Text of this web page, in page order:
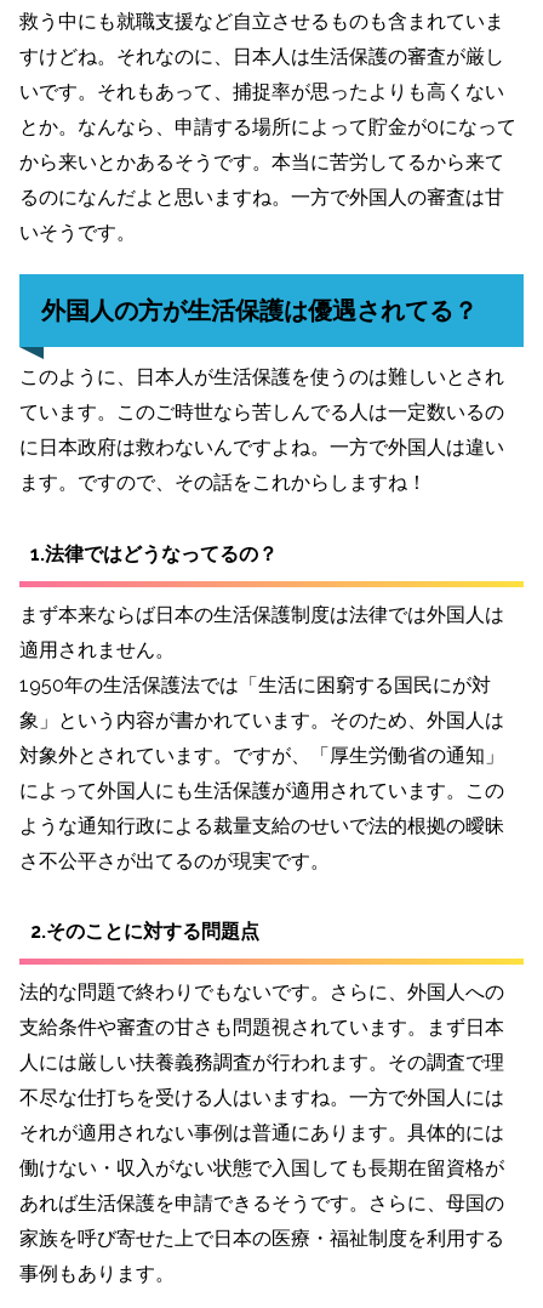
救う中にも就職支援など自立させるものも含まれていま
すけどね。それなのに、日本人は生活保護の審査が厳し
いです。それもあって、捕捉率が思ったよりも高くない
とか。なんなら、申請する場所によって貯金が0になって
から来いとかあるそうです。本当に苦労してるから来て
るのになんだよと思いますね。一方で外国人の審査は甘
いそうです。
外国人の方が生活保護は優遇されてる？
このように、日本人が生活保護を使うのは難しいとされ
ています。このご時世なら苦しんでる人は一定数いるの
に日本政府は救わないんですよね。一方で外国人は違い
ます。ですので、その話をこれからしますね！
1.法律ではどうなってるの？
まず本来ならば日本の生活保護制度は法律では外国人は
適用されません。
1950年の生活保護法では「生活に困窮する国民にが対
象」という内容が書かれています。そのため、外国人は
対象外とされています。ですが、「厚生労働省の通知」
によって外国人にも生活保護が適用されています。この
ような通知行政による裁量支給のせいで法的根拠の曖昧
さ不公平さが出てるのが現実です。
2.そのことに対する問題点
法的な問題で終わりでもないです。さらに、外国人への
支給条件や審査の甘さも問題視されています。まず日本
人には厳しい扶養義務調査が行われます。その調査で理
不尽な仕打ちを受ける人はいますね。一方で外国人には
それが適用されない事例は普通にあります。具体的には
働けない・収入がない状態で入国しても長期在留資格が
あれば生活保護を申請できるそうです。さらに、母国の
家族を呼び寄せた上で日本の医療・福祉制度を利用する
事例もあります。